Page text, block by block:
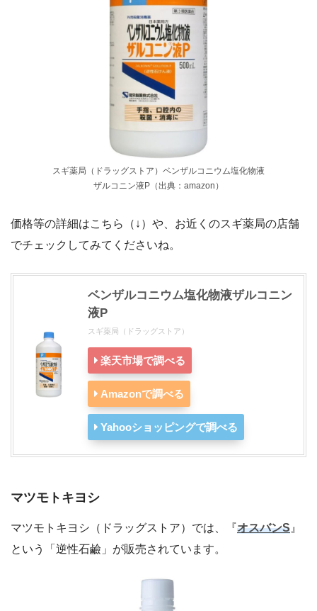
スギ薬局（ドラッグストア）ベンザルコニウム塩化物液
ザルコニン液P（出典：amazon）
価格等の詳細はこちら（↓）や、お近くのスギ薬局の店舗
でチェックしてみてくださいね。
ベンザルコニウム塩化物液ザルコニン
液P
スギ薬局（ドラッグストア）
楽天市場で調べる
Amazonで調べる
Yahooショッピングで調べる
マツモトキヨシ
マツモトキヨシ（ドラッグストア）では、『オスバンS 』
という「逆性石鹼」が販売されています。